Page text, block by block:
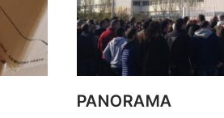
PANORAMA